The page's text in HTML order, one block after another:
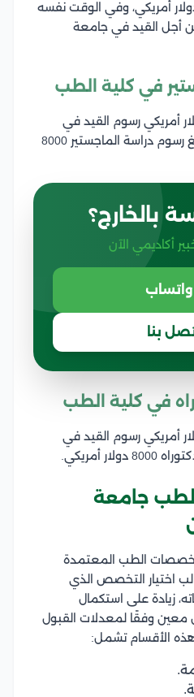
البكالوريوس 8000 دولار أمريكي، وفي الوقت نفسه
من أجل القيد في جامعة
في كلية الطب
الطالب بدفع 1500 دولار أمريكي رسوم القيد في
الجامعة، من جهة أخرى تبلغ رسوم دراسة الماجستير 8000
بالخارج؟
أكاديمي الآن
واتساب
بنا
في كلية الطب
الطالب بدفع 1500 دولار أمريكي رسوم القيد في
أمريكي.
جامعة
تخصصات الطب المعتمدة
اختيار التخصص الذي
زيادة على استكمال
معين وفقًا لمعدلات القبول
الأقسام تشمل: